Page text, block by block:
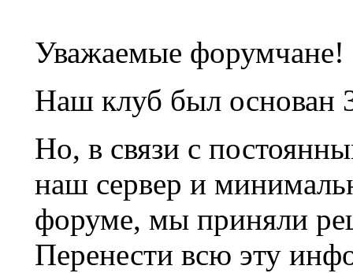
Уважаемые форумчане!
Наш клуб был основан
Но, в связи с
наш сервер и
форуме, мы приняли
Перенести всю эту